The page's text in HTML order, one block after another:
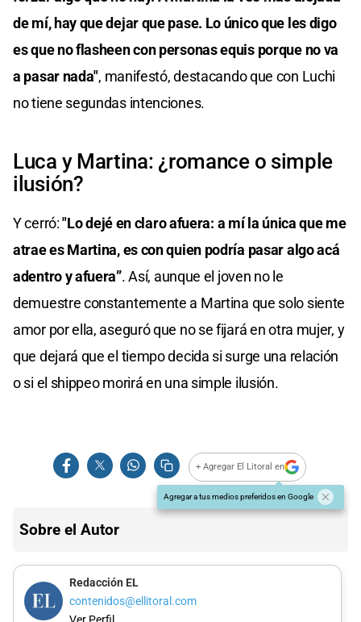
de mí, hay que dejar que pase. Lo único que les digo
es que no flasheen con personas equis porque no va
a pasar nada", manifestó, destacando que con Luchi
no tiene segundas intenciones.
Luca y Martina: ¿romance o simple
ilusión?
Y cerró:"Lo dejé en claro afuera: a mí la única que me
atrae es Martina, es con quien podría pasar algo acá
adentro y afuera”. Así, aunque el joven no le
demuestre constantemente a Martina que solo siente
amor por ella, aseguró que no se fijará en otra mujer, y
que dejará que el tiempo decida si surge una relación
o si el shippeo morirá en una simple ilusión.
+ Agregar El Litoral en
Agregar a tus medios preferidos en Google
Sobre el Autor
Redacción EL
contenidos@ellitoral.com